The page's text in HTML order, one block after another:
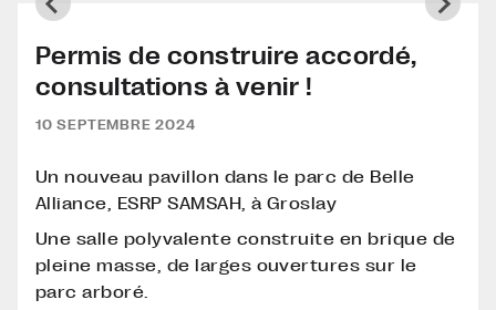
Permis de construire accordé,
consultations à venir !
10 SEPTEMBRE 2024
Un nouveau pavillon dans le parc de Belle
Alliance, ESRP SAMSAH, à Groslay
Une salle polyvalente construite en brique de
pleine masse, de larges ouvertures sur le
parc arboré.